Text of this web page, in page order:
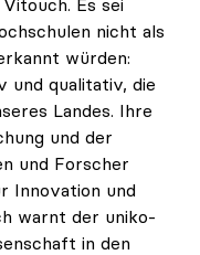
nicht als
würden:
und qualitativ, die
Landes. Ihre
und der
und Forscher
Innovation und
warnt der uniko-
in den